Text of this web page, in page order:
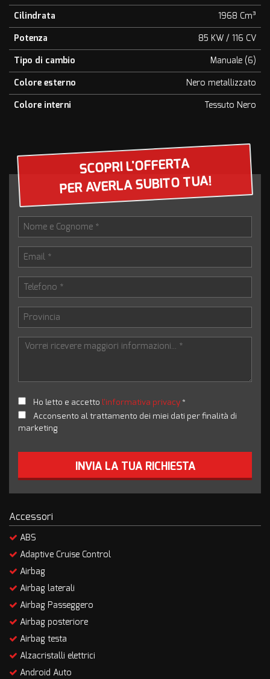
Cilindrata
1968 Cm³
Potenza
85 KW / 116 CV
Tipo di cambio
Manuale (6)
Colore esterno
Nero metallizzato
Colore interni
Tessuto Nero
SCOPRI L'OFFERTA
PER AVERLA SUBITO TUA!
Ho letto e accetto l'informativa privacy*
Acconsento al trattamento dei miei dati per finalità di
marketing
INVIA LA TUA RICHIESTA
Accessori
ABS
Adaptive Cruise Control
Airbag
Airbag laterali
Airbag Passeggero
Airbag posteriore
Airbag testa
Alzacristalli elettrici
Android Auto